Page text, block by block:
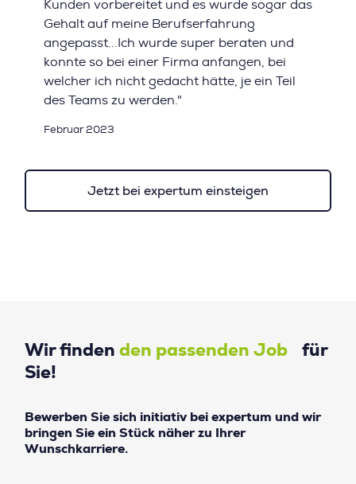
Kunden vorbereitet und es wurde sogar das
Gehalt auf meine Berufserfahrung
angepasst...Ich wurde super beraten und
konnte so bei einer Firma anfangen, bei
welcher ich nicht gedacht hätte, je ein Teil
des Teams zu werden."
Februar 2023
Jetzt bei expertum einsteigen
Wir finden den passenden Job für
Sie!
Bewerben Sie sich initiativ bei expertum und wir
bringen Sie ein Stück näher zu Ihrer
Wunschkarriere.